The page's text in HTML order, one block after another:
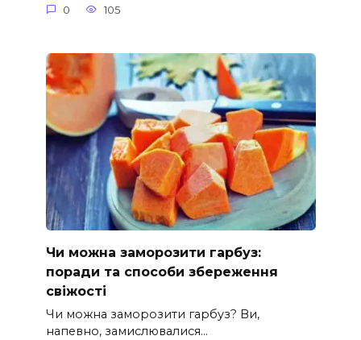
0 105
Чи можна заморозити гарбуз:
поради та способи збереження
свіжості
Чи можна заморозити гарбуз? Ви,
напевно, замислювалися…